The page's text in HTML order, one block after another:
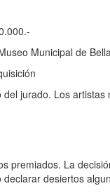
Municipal de
jurado. Los
premiados. La
desiertos